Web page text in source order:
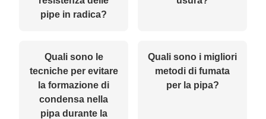
pipe in radica?
Quali sono le
tecniche per evitare
la formazione di
condensa nella
pipa durante la
Quali sono i migliori
metodi di fumata
per la pipa?